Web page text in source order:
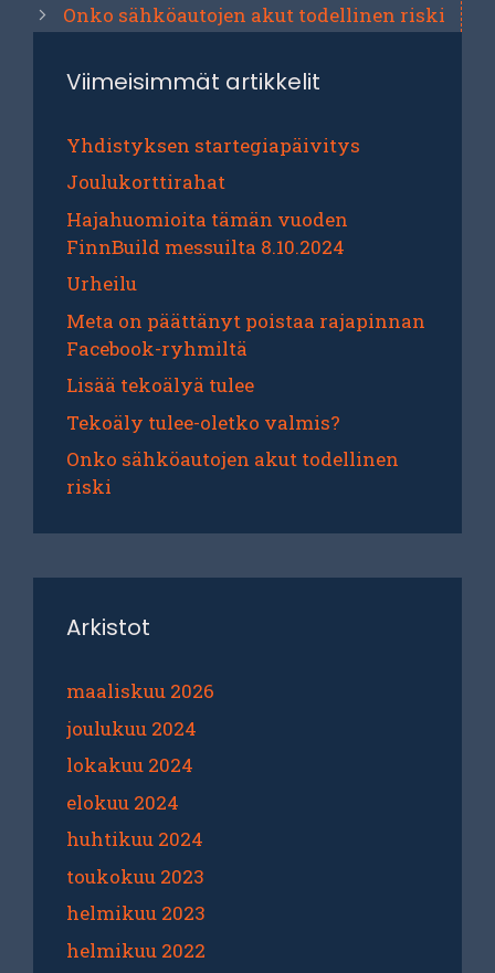
Onko sähköautojen akut todellinen riski
Viimeisimmät artikkelit
Yhdistyksen startegiapäivitys
Joulukorttirahat
Hajahuomioita tämän vuoden
FinnBuild messuilta 8.10.2024
Urheilu
Meta on päättänyt poistaa rajapinnan
Facebook-ryhmiltä
Lisää tekoälyä tulee
Tekoäly tulee-oletko valmis?
Onko sähköautojen akut todellinen
riski
Arkistot
maaliskuu 2026
joulukuu 2024
lokakuu 2024
elokuu 2024
huhtikuu 2024
toukokuu 2023
helmikuu 2023
helmikuu 2022